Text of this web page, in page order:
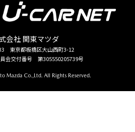
会社 関東マツダ
東京都板橋区大山西町3-12
会交付番号 第305550205739号
Mazda Co.,Ltd. All Rights Reserved.